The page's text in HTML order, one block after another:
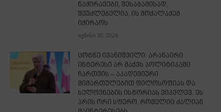
ნაქირავები, შესაბამისად,
შეუძლებელია, ის მოქალაქემ
იქირაოს
ივნისი 30, 2026
ცოტნე ივანიშვილი: არანაირი
ინტერესი არ მაქვს პოლიტიკაში
ჩართვის – აკადემიური
მიმართულებით ფილოსოფიას და
ხელოვნების ისტორიას ვიკვლევ. ეს
არის ორი სფერო, რომელიც ძალიან